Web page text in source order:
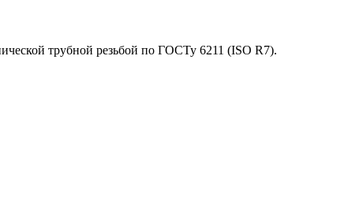
трубной резьбой по ГОСТу 6211 (ISO R7).